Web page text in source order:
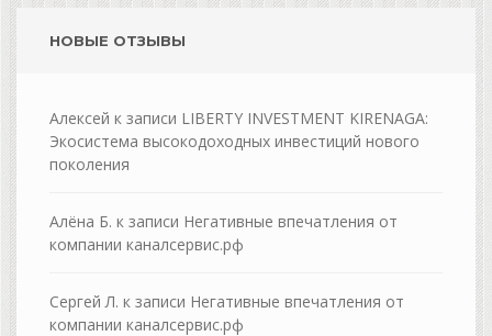
НОВЫЕ ОТЗЫВЫ
Алексей к записи LIBERTY INVESTMENT KIRENAGA:
Экосистема высокодоходных инвестиций нового
поколения
Алёна Б. к записи Негативные впечатления от
компании каналсервис.рф
Сергей Л. к записи Негативные впечатления от
компании каналсервис.рф